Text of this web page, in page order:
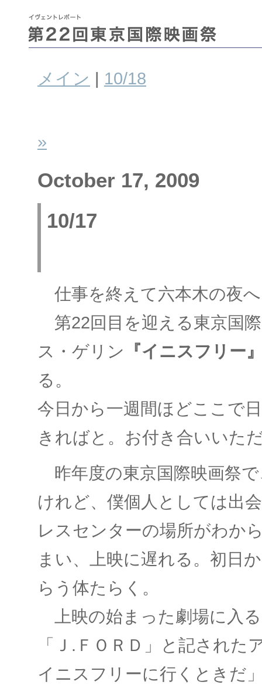
メイン | 10/18
»
October 17, 2009
10/17
仕事を終えて六本木の夜
第22回目を迎える東京国
ス・ゲリン 『イニスフリー
る。
今日から一週間ほどここで
きればと。お付き合いいた
昨年度の東京国際映画祭
けれど、僕個人としては出
レスセンターの場所がわか
まい、上映に遅れる。初日
らう体たらく。
上映の始まった劇場に入
「Ｊ.ＦＯＲＤ」と記され
イニスフリーに行くときだ